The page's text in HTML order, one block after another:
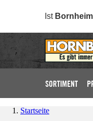
Ist
SORTIMENT
Startseite